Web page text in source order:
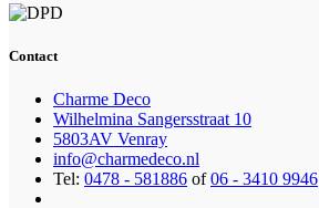
Contact
Charme Deco
Wilhelmina Sangersstraat 10
5803AV Venray
info@charmedeco.nl
Tel: 0478 - 581886 of06 - 3410 9946